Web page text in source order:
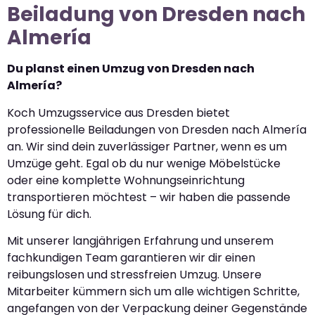
Beiladung von Dresden nach
Almería
Du planst einen Umzug von Dresden nach
Almería?
Koch Umzugsservice aus Dresden bietet
professionelle Beiladungen von Dresden nach Almería
an. Wir sind dein zuverlässiger Partner, wenn es um
Umzüge geht. Egal ob du nur wenige Möbelstücke
oder eine komplette Wohnungseinrichtung
transportieren möchtest – wir haben die passende
Lösung für dich.
Mit unserer langjährigen Erfahrung und unserem
fachkundigen Team garantieren wir dir einen
reibungslosen und stressfreien Umzug. Unsere
Mitarbeiter kümmern sich um alle wichtigen Schritte,
angefangen von der Verpackung deiner Gegenstände